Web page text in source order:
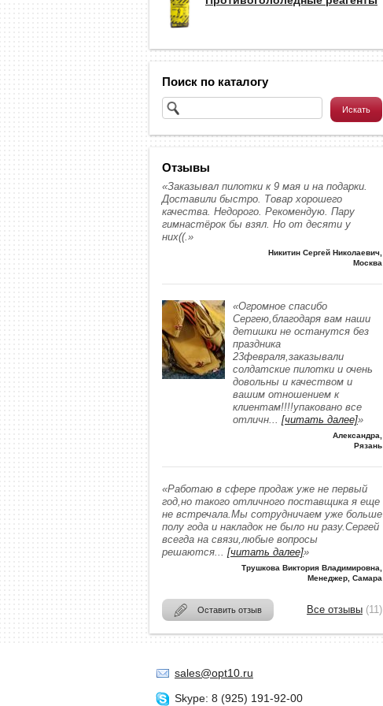
Поиск по каталогу
Отзывы
«Заказывал пилотки к 9 мая и на подарки.
Доставили быстро. Товар хорошего
качества. Недорого. Рекомендую. Пару
гимнастёрок бы взял. Но от десяти у
них((.»
Никитин Сергей Николаевич
Москва
«Огромное спасибо
Сергею,благодаря вам наши
детишки не останутся без
праздника
23февраля,заказывали
солдатские пилотки и очень
довольны и качеством и
вашим отношением к
клиентам!!!!упаковано все
отличн... [читать далее]»
Александра
Рязань
«Работаю в сфере продаж уже не первый
год,но такого отличного поставщика я еще
не встречала.Мы сотрудничаем уже больше
полу года и накладок не было ни разу.Сергей
всегда на связи,любые вопросы
решаются... [читать далее]»
Трушкова Виктория Владимировна
Менеджер, Самара
Оставить отзыв Все отзывы (11)
sales@opt10.ru
Skype: 8 (925) 191-92-00